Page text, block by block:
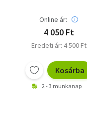
Online ár:
4 050 Ft
Eredeti ár: 4 500 Ft
Kosárba
2 - 3 munkanap